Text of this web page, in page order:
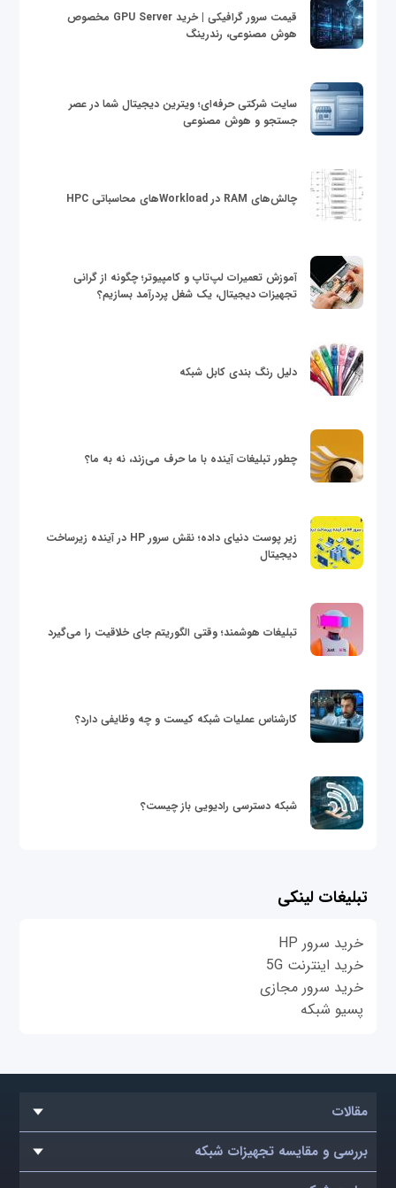
قیمت سرور گرافیکی | خرید GPU Server مخصوص
هوش مصنوعی، رندرینگ
سایت شرکتی حرفه‌ای؛ ویترین دیجیتال شما در عصر
جستجو و هوش مصنوعی
چالش‌های RAM در Workloadهای محاسباتی HPC
آموزش تعمیرات لپ‌تاپ و کامپیوتر؛ چگونه از گرانی
تجهیزات دیجیتال، یک شغل پردرآمد بسازیم؟
دلیل رنگ بندی کابل شبکه
چطور تبلیغات آینده با ما حرف می‌زند، نه به ما؟
زیر پوست دنیای داده؛ نقش سرور HP در آینده زیرساخت
دیجیتال
تبلیغات هوشمند؛ وقتی الگوریتم جای خلاقیت را می‌گیرد
کارشناس عملیات شبکه کیست و چه وظایفی دارد؟
شبکه دسترسی رادیویی باز چیست؟
تبلیغات لینکی
خرید سرور HP
خرید اینترنت 5G
خرید سرور مجازی
پسیو شبکه
مقالات
بررسی و مقایسه تجهیزات شبکه